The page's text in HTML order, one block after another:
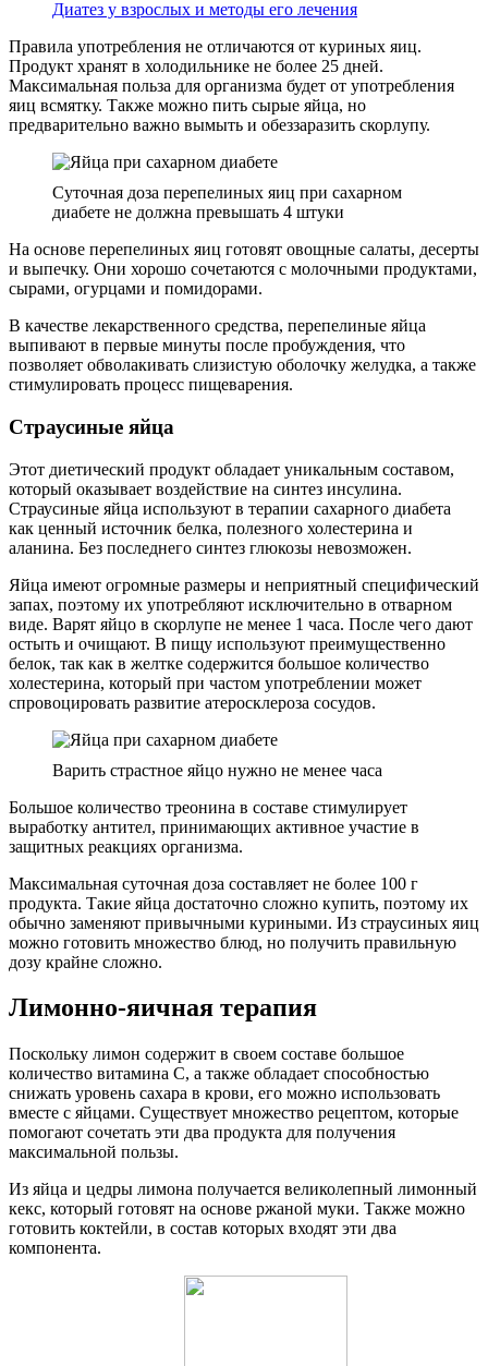
Диатез у взрослых и методы его лечения
Правила употребления не отличаются от куриных яиц.
Продукт хранят в холодильнике не более 25 дней.
Максимальная польза для организма будет от употребления
яиц всмятку. Также можно пить сырые яйца, но
предварительно важно вымыть и обеззаразить скорлупу.
Суточная доза перепелиных яиц при сахарном
диабете не должна превышать 4 штуки
На основе перепелиных яиц готовят овощные салаты, десерты
и выпечку. Они хорошо сочетаются с молочными продуктами,
сырами, огурцами и помидорами.
В качестве лекарственного средства, перепелиные яйца
выпивают в первые минуты после пробуждения, что
позволяет обволакивать слизистую оболочку желудка, а также
стимулировать процесс пищеварения.
Страусиные яйца
Этот диетический продукт обладает уникальным составом,
который оказывает воздействие на синтез инсулина.
Страусиные яйца используют в терапии сахарного диабета
как ценный источник белка, полезного холестерина и
аланина. Без последнего синтез глюкозы невозможен.
Яйца имеют огромные размеры и неприятный специфический
запах, поэтому их употребляют исключительно в отварном
виде. Варят яйцо в скорлупе не менее 1 часа. После чего дают
остыть и очищают. В пищу используют преимущественно
белок, так как в желтке содержится большое количество
холестерина, который при частом употреблении может
спровоцировать развитие атеросклероза сосудов.
Варить страстное яйцо нужно не менее часа
Большое количество треонина в составе стимулирует
выработку антител, принимающих активное участие в
защитных реакциях организма.
Максимальная суточная доза составляет не более 100 г
продукта. Такие яйца достаточно сложно купить, поэтому их
обычно заменяют привычными куриными. Из страусиных яиц
можно готовить множество блюд, но получить правильную
дозу крайне сложно.
Лимонно-яичная терапия
Поскольку лимон содержит в своем составе большое
количество витамина С, а также обладает способностью
снижать уровень сахара в крови, его можно использовать
вместе с яйцами. Существует множество рецептом, которые
помогают сочетать эти два продукта для получения
максимальной пользы.
Из яйца и цедры лимона получается великолепный лимонный
кекс, который готовят на основе ржаной муки. Также можно
готовить коктейли, в состав которых входят эти два
компонента.